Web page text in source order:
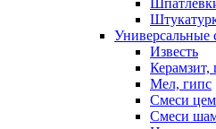
Универсальные
Известь
Керамзит,
Мел, гипс
Смеси
Смеси